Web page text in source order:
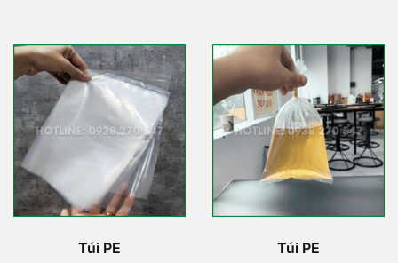
Túi PE Túi PE